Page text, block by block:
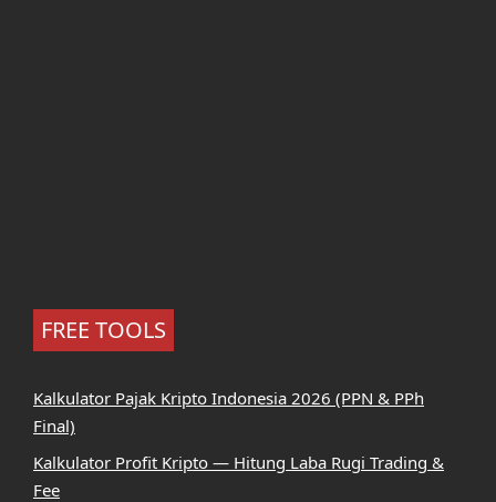
FREE TOOLS
Kalkulator Pajak Kripto Indonesia 2026 (PPN & PPh
Final)
Kalkulator Profit Kripto — Hitung Laba Rugi Trading &
Fee